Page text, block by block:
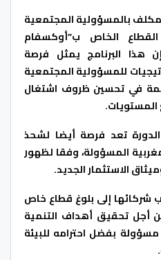
بالمسؤولية المجتمعية
القطاع الخاص ب”أوكسفام
هذا البرنامج يمثل فرصة
للمسؤولية المجتمعية
في تحسين ظروف اشتغال
المستويات.
تعد فرصة أيضا لشحذ
المسؤولة، وفقا لظهور
الاستثمار الجديد.
شركائها إلى بلوغ قطاع خاص
أجل تحقيق أهداف التنمية
بفضل احترامه للبيئة